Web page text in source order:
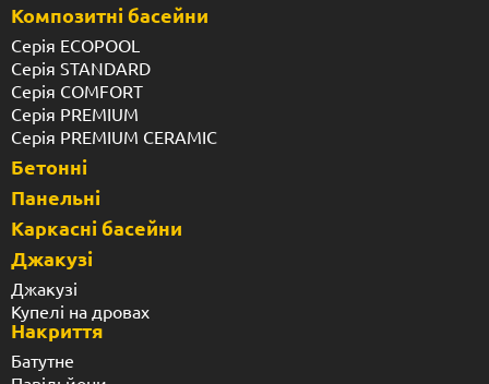
Композитні басейни
Серія ECOPOOL
Серія STANDARD
Серія COMFORT
Серія PREMIUM
Серія PREMIUM CERAMIC
Бетонні
Панельні
Каркасні басейни
Джакузі
Джакузі
Купелі на дровах
Накриття
Батутне